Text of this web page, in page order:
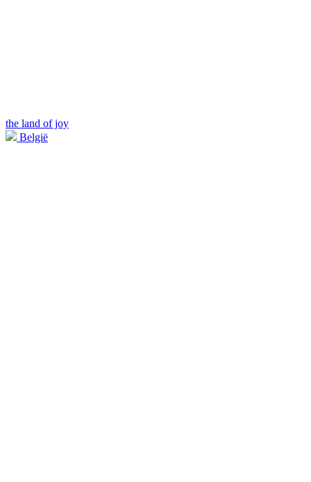
the land of joy
België